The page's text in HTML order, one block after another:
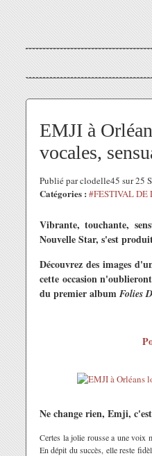
EMJI à
vocales,
Publié par clodelle45 sur 25
Catégories : #FESTIVAL DE
Vibrante, touchante,
Nouvelle Star, s'est
Découvrez des images
cette occasion
du premier album Folies
Ne change rien, Emji,
Certes la jolie rousse a une voix
En dépit du succès, elle reste